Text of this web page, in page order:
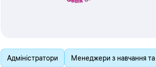
Адміністратори Менеджери з навчання та